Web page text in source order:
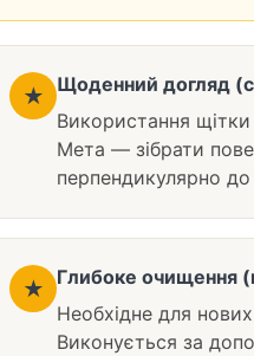
★
Щоденний догляд
Використання
Мета — зібрати
перпендикулярно
★
Глибоке очищення
Необхідне для
Виконується за